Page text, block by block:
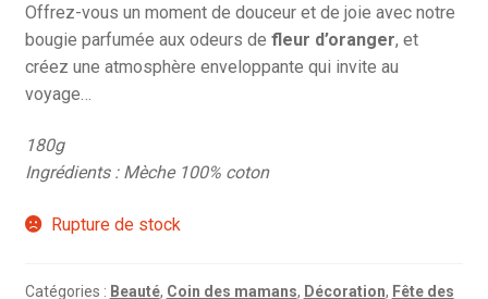
Offrez-vous un moment de douceur et de joie avec notre
bougie parfumée aux odeurs de fleur d’oranger, et
créez une atmosphère enveloppante qui invite au
voyage…
180g
Ingrédients : Mèche 100% coton
Rupture de stock
Catégories : Beauté, Coin des mamans, Décoration, Fête des